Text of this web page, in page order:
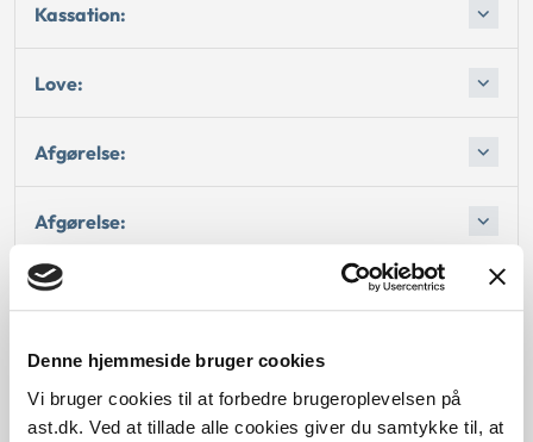
Denne hjemmeside bruger cookies
Vi bruger cookies til at forbedre brugeroplevelsen på
ast.dk. Ved at tillade alle cookies giver du samtykke til, at
Kassation:
Love:
Afgørelse:
Afgørelse:
Afgørelse:
Afgørelse:
Afgørelse: